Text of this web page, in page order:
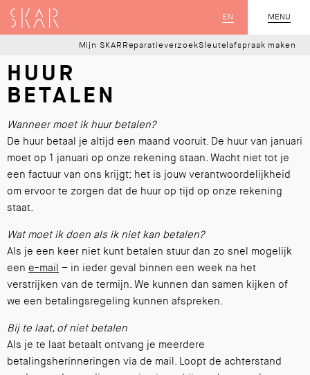
MENU
SLUIT
EN
SKAR
Mijn SKAR ReparatieverzoekSleutelafspraak maken
HUUR
BETALEN
Wanneer moet ik huur betalen?
De huur betaal je altijd een maand vooruit. De huur van januari
moet op 1 januari op onze rekening staan. Wacht niet tot je
een factuur van ons krijgt; het is jouw verantwoordelijkheid
om ervoor te zorgen dat de huur op tijd op onze rekening
staat.
Wat moet ik doen als ik niet kan betalen?
Als je een keer niet kunt betalen stuur dan zo snel mogelijk
een e-mail – in ieder geval binnen een week na het
verstrijken van de termijn. We kunnen dan samen kijken of
we een betalingsregeling kunnen afspreken.
Bij te laat, of niet betalen
Als je te laat betaalt ontvang je meerdere
betalingsherinneringen via de mail. Loopt de achterstand